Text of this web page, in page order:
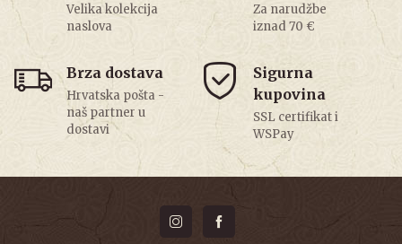
Velika kolekcija
naslova
Za narudžbe
iznad 70 €
Brza dostava
Hrvatska pošta -
naš partner u
dostavi
Sigurna
kupovina
SSL certifikat i
WSPay